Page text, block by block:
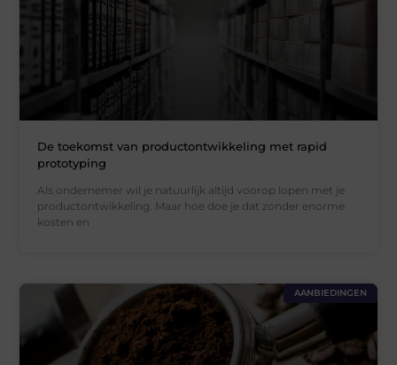
De toekomst van productontwikkeling met rapid
prototyping
Als ondernemer wil je natuurlijk altijd voorop lopen met je
productontwikkeling. Maar hoe doe je dat zonder enorme
kosten en
AANBIEDINGEN